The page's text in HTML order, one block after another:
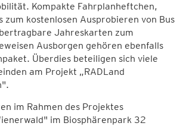
Kompakte Fahrplanheftchen,
zum kostenlosen Ausprobieren von Bus
Jahreskarten zum
Ausborgen gehören ebenfalls
Überdies beteiligen sich viele
am Projekt „RADLand
im Rahmen des Projektes
im Biosphärenpark 32